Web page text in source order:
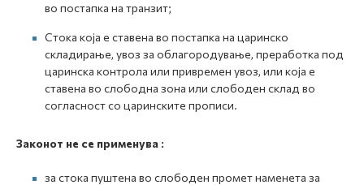
во постапка на транзит;
Стока која е ставена во постапка на царинско
складирање, увоз за облагородување, преработка под
царинска контрола или привремен увоз, или која е
ставена во слободна зона или слободен склад во
согласност со царинските прописи.
Законот не се применува :
за стока пуштена во слободен промет наменета за